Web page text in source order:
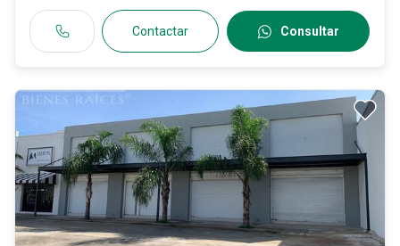
Contactar Consultar